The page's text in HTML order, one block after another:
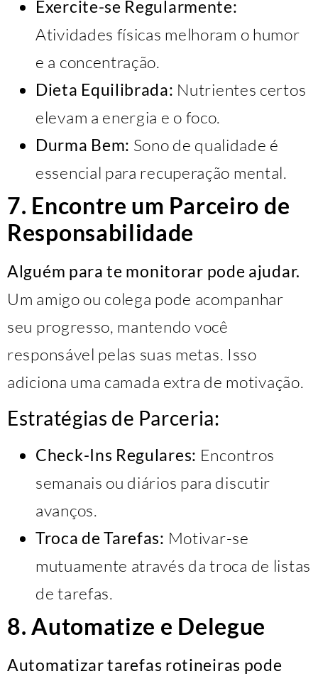
Exercite-se Regularmente:
Atividades físicas melhoram o humor
e a concentração.
Dieta Equilibrada: Nutrientes certos
elevam a energia e o foco.
Durma Bem: Sono de qualidade é
essencial para recuperação mental.
7. Encontre um Parceiro de
Responsabilidade
Alguém para te monitorar pode ajudar.
Um amigo ou colega pode acompanhar
seu progresso, mantendo você
responsável pelas suas metas. Isso
adiciona uma camada extra de motivação.
Estratégias de Parceria:
Check-Ins Regulares: Encontros
semanais ou diários para discutir
avanços.
Troca de Tarefas: Motivar-se
mutuamente através da troca de listas
de tarefas.
8. Automatize e Delegue
Automatizar tarefas rotineiras pode